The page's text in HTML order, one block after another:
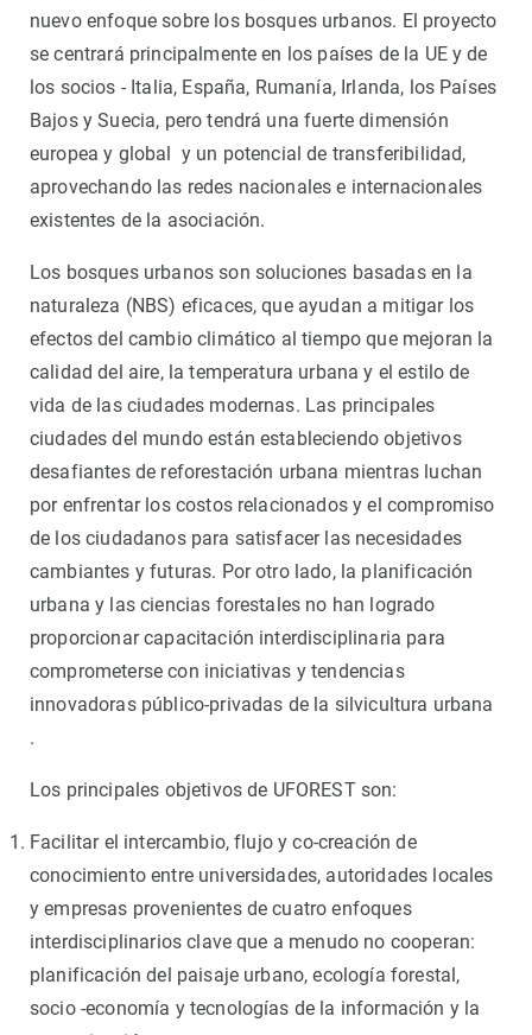
nuevo enfoque sobre los bosques urbanos. El proyecto
se centrará principalmente en los países de la UE y de
los socios - Italia, España, Rumanía, Irlanda, los Países
Bajos y Suecia, pero tendrá una fuerte dimensión
europea y global y un potencial de transferibilidad,
aprovechando las redes nacionales e internacionales
existentes de la asociación.
Los bosques urbanos son soluciones basadas en la
naturaleza (NBS) eficaces, que ayudan a mitigar los
efectos del cambio climático al tiempo que mejoran la
calidad del aire, la temperatura urbana y el estilo de
vida de las ciudades modernas. Las principales
ciudades del mundo están estableciendo objetivos
desafiantes de reforestación urbana mientras luchan
por enfrentar los costos relacionados y el compromiso
de los ciudadanos para satisfacer las necesidades
cambiantes y futuras. Por otro lado, la planificación
urbana y las ciencias forestales no han logrado
proporcionar capacitación interdisciplinaria para
comprometerse con iniciativas y tendencias
innovadoras público-privadas de la silvicultura urbana
.
Los principales objetivos de UFOREST son:
Facilitar el intercambio, flujo y co-creación de
conocimiento entre universidades, autoridades locales
y empresas provenientes de cuatro enfoques
interdisciplinarios clave que a menudo no cooperan:
planificación del paisaje urbano, ecología forestal,
socio -economía y tecnologías de la información y la